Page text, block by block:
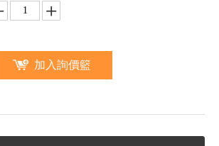
加入詢價籃